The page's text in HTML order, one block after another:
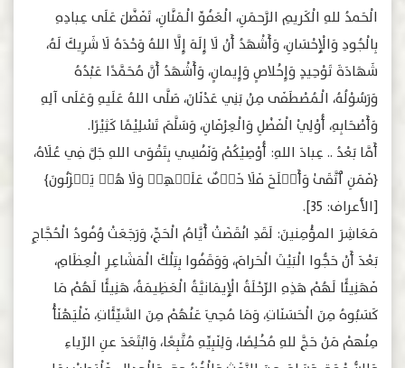
الْحَمدُ للهِ الْكَريمِ الرَّحمَنِ، الْعَفُوِّ الْـمَنَّانِ، تَفَضَّلَ عَلَى عِبادِهِ
بِالْجُودِ وَالْإِحْسَانِ، وَأَشْهَدُ أَنْ لَا إِلَهَ إِلَّا اللهُ وَحْدَهُ لَا شَرِيكَ لَهُ،
شَهَادَةَ تَوْحِيدٍ وَإِخْلاصٍ وَإِيمانٍ، وَأَشْهَدُ أَنَّ مُحَمَّدًا عَبْدُهُ
وَرَسُوْلُهُ، الْـمُصْطَفَى مِنْ بَنِي عَدْنَانَ، صَلَّى اللهُ عَلَيهِ وَعَلَى آلِهِ
وَأَصْحَابِهِ، أُوْلِيْ الْفَضْلِ وَالْعِرْفَانِ، وَسَلَّمَ تَسْلِيْمًا كَثِيْرًا.
أَمَّا بَعْدُ .. عِبادَ اللهِ: أُوْصِيْكُمْ وَنَفْسِي بِتَقْوَى اللهِ جَلَّ فِي عُلَاهُ،
﴿فَمَنِ ٱتَّقَىٰ ‌وَأَصۡلَحَ فَلَا خَوۡفٌ عَلَيۡهِمۡ وَلَا هُمۡ يَحۡزَنُونَ﴾
[الأعراف: 35].
مَعَاشِرَ المؤْمِنينَ: لَقَدِ انْقَضَتْ أَيَّامُ الْحَجِّ، وَرَجَعَتْ وُفُودُ الْحُجَّاجِ
بَعْدَ أَنْ حَجُّوا الْبَيْتَ الْحَرامَ، وَوَقَفُوا بِتِلْكَ الْمَشَاعِرِ الْعِظَامِ،
فَهَنِيئًا لَهُمْ هَذِهِ الرِّحْلَةُ الْإِيمَانيَّةُ الْعَظِيمَةُ، هَنِيئًا لَهُمْ مَا
كَسَبُوهُ مِنَ الْحَسَنَاتِ، وَمَا مُحِيَ عَنْهُمْ مِنَ السَّيِّئَاتِ، فَلْيَهْنَأْ
مِنْهمْ مَنْ حَجَّ للهِ مُخْلِصًا، وَلِنَبِيِّهِ مُتَّبِعًا، وَابْتَعَدَ عنِ الرِّياءِ